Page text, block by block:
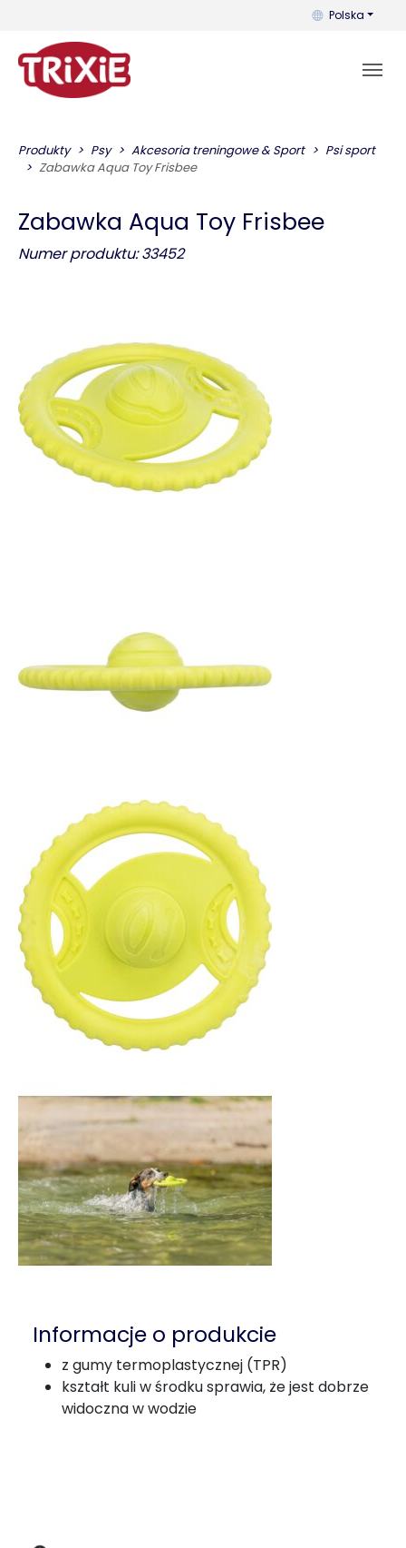
Możesz
Polska
Produkty Psy Akcesoria treningowe & Sport
Psi sport
Zabawka Aqua Toy Frisbee
Zabawka Aqua Toy Frisbee
Numer produktu: 33452
Informacje o produkcie
z gumy termoplastycznej (TPR)
kształt kuli w środku sprawia, że jest dobrze
widoczna w wodzie